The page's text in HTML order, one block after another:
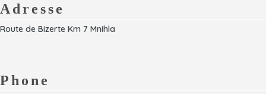
Adresse
Route de Bizerte Km 7 Mnihla
Phone